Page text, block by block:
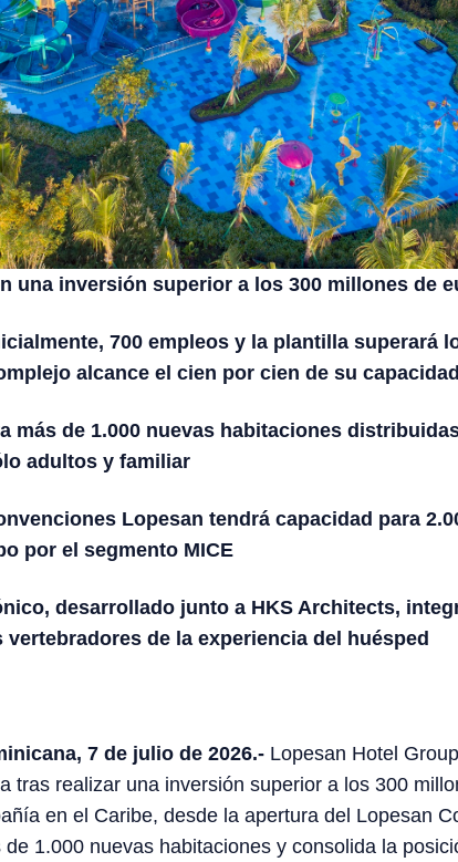
una inversión superior a los 300 millones de
700 empleos y la plantilla superará
alcance el cien por cien de su
más de 1.000 nuevas habitaciones
adultos y familiar
Lopesan tendrá capacidad para
por el segmento MICE
desarrollado junto a HKS Architects,
de la experiencia del huésped
7 de julio de 2026.- Lopesan Hotel
tras realizar una inversión superior a los 300
en el Caribe, desde la apertura del Lopesan
1.000 nuevas habitaciones y consolida la